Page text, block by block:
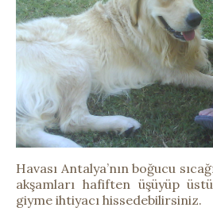
Havası Antalya’nın boğucu
akşamları hafiften üşüyüp
giyme ihtiyacı hissedebilirsiniz.